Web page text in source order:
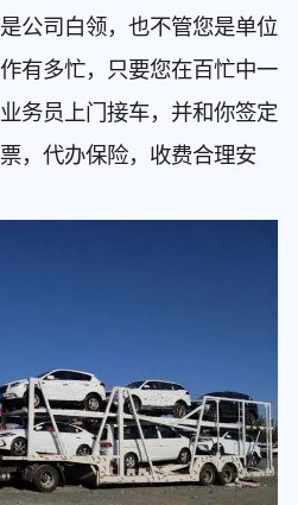
公司白领，也不管您是单位
有多忙，只要您在百忙中一
务员上门接车，并和你签定
，代办保险，收费合理安